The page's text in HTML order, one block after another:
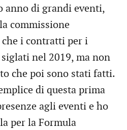
anno di grandi eventi,
commissione
che i contratti per i
nel 2019, ma non
che poi sono stati fatti.
di questa prima
agli eventi e ho
per la Formula